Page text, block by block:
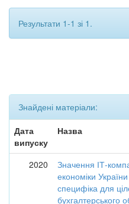
Результати 1-1 зі 1.
Знайдені матеріали:
Дата
випуску
Назва
2020
Значення ІТ-
економіки України
специфіка для
бухгалтерського